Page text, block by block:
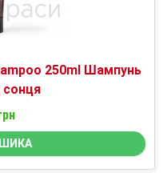
250ml Шампунь
сонця